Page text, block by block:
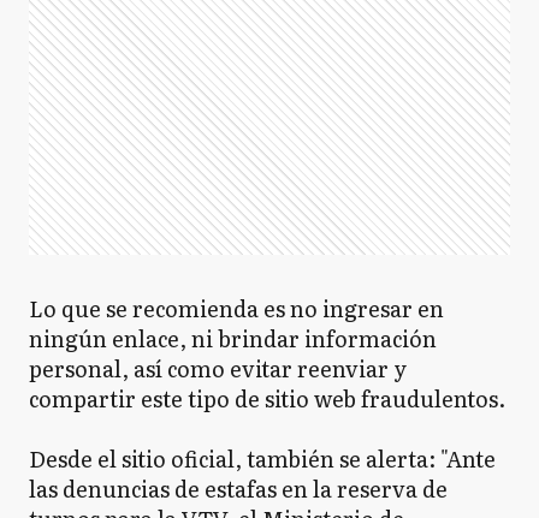
Lo que se recomienda es no ingresar en
ningún enlace, ni brindar información
personal, así como evitar reenviar y
compartir este tipo de sitio web fraudulentos.
Desde el sitio oficial, también se alerta: "Ante
las denuncias de estafas en la reserva de